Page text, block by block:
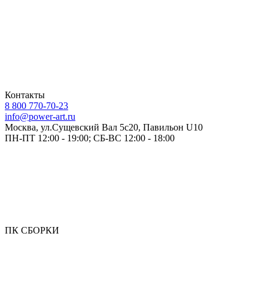
Контакты
8 800 770-70-23
info@power-art.ru
Москва, ул.Сущевский Вал 5с20, Павильон U10
ПН-ПТ 12:00 - 19:00; СБ-ВС 12:00 - 18:00
ПК СБОРКИ